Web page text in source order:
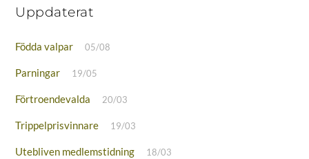
Uppdaterat
Födda valpar 05/08
Parningar 19/05
Förtroendevalda 20/03
Trippelprisvinnare 19/03
Utebliven medlemstidning 18/03